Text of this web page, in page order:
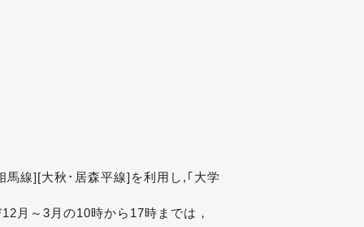
線][大秋･居森平線]を利用し,｢大学
月～3月の10時から17時までは，